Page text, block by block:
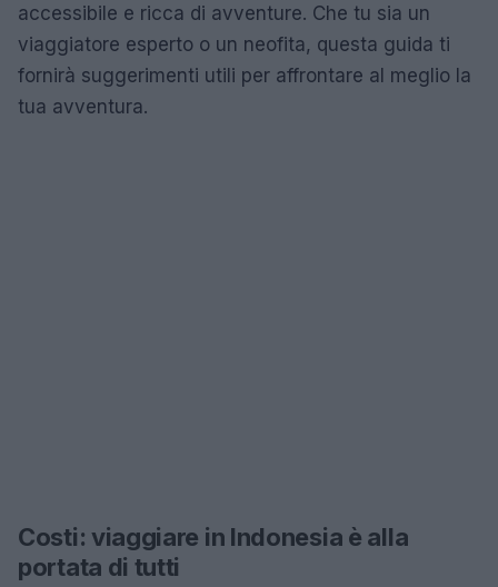
accessibile e ricca di avventure. Che tu sia un
viaggiatore esperto o un neofita, questa guida ti
fornirà suggerimenti utili per affrontare al meglio la
tua avventura.
Costi: viaggiare in Indonesia è alla
portata di tutti